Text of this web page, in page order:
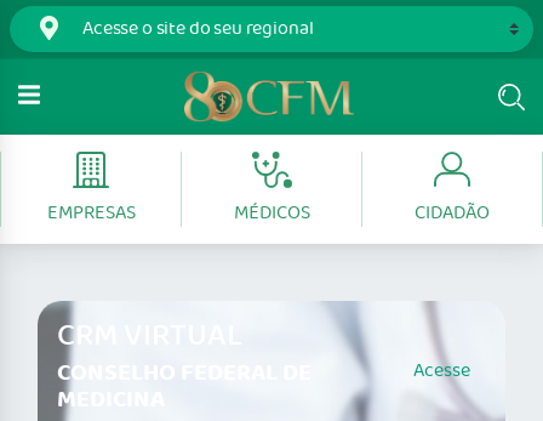
EMPRESAS MÉDICOS CIDADÃO
CRM VIRTUAL
CONSELHO FEDERAL DE
MEDICINA
Acesse